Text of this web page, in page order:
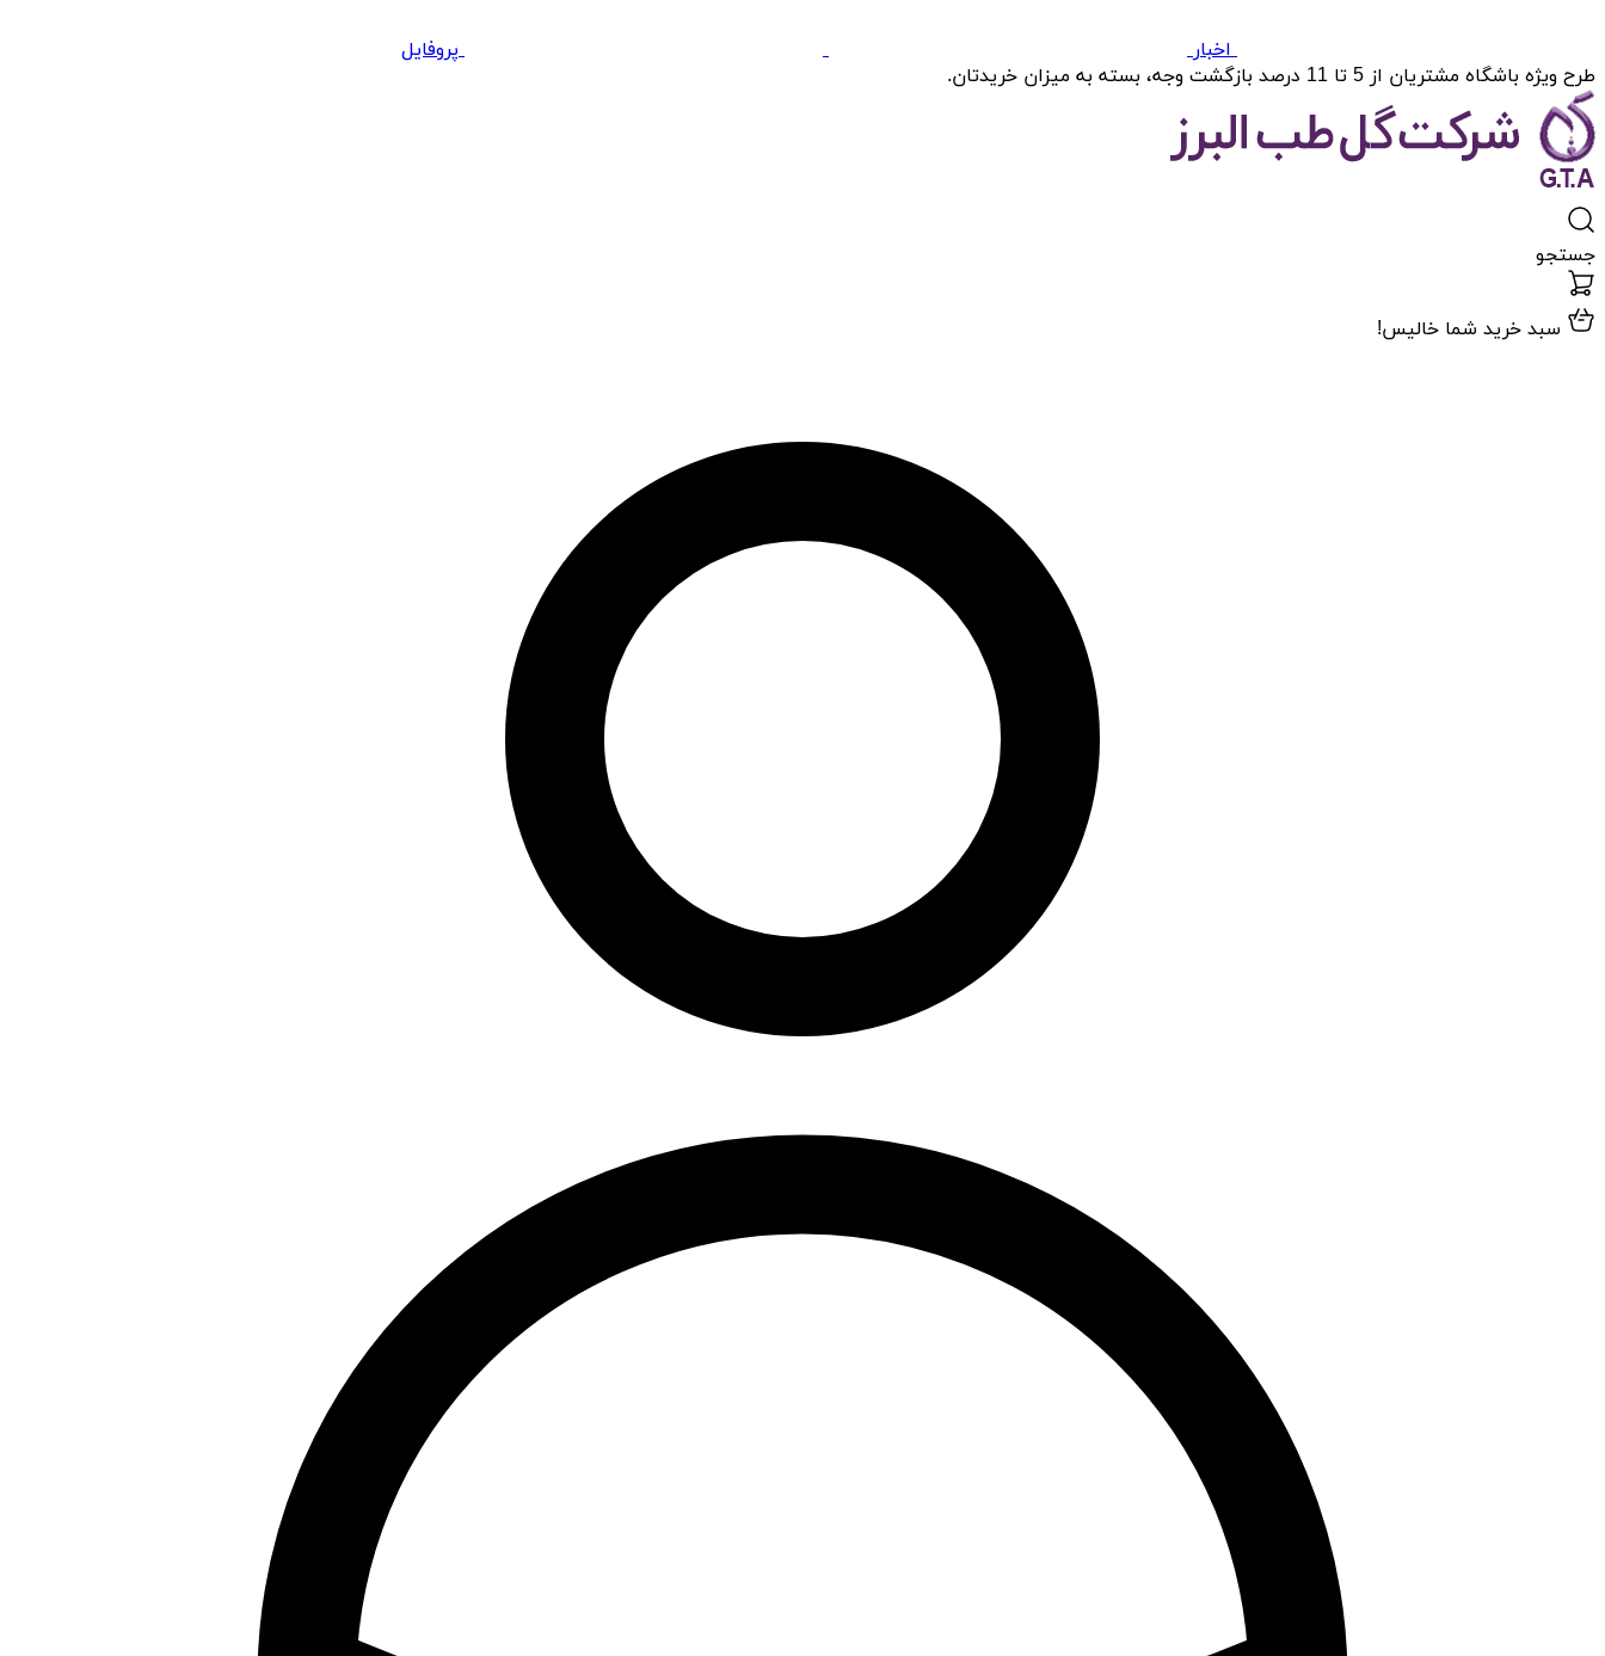
اخبار
پروفایل
طرح ویژه باشگاه مشتریان از 5 تا 11 درصد بازگشت وجه، بسته به میزان خریدتان.
جستجو
سبد خرید شما خالیس!